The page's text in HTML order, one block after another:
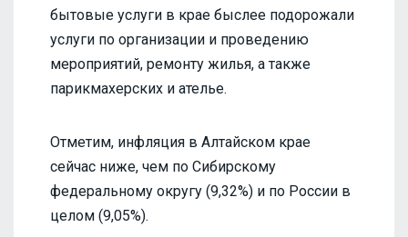
бытовые услуги в крае быслее подорожали
услуги по организации и проведению
мероприятий, ремонту жилья, а также
парикмахерских и ателье.
Отметим, инфляция в Алтайском крае
сейчас ниже, чем по Сибирскому
федеральному округу (9,32%) и по России в
целом (9,05%).